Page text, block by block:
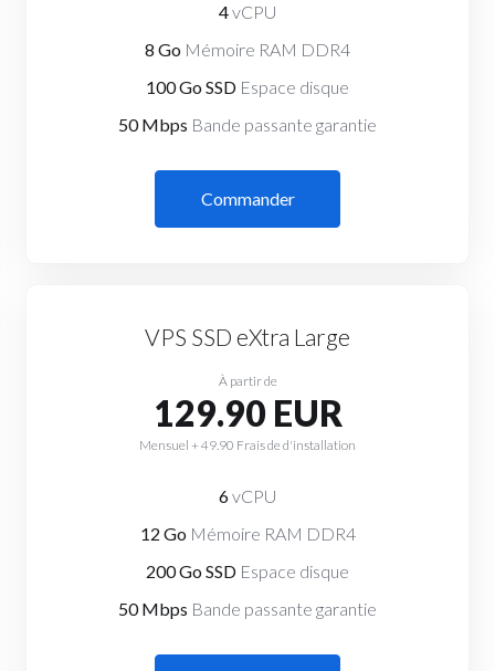
4vCPU
8 Go Mémoire RAM DDR4
100 Go SSD Espace disque
50 Mbps Bande passante garantie
Commander
VPS SSD eXtra Large
À partir de
129.90 EUR
Mensuel + 49.90 Frais de d'installation
6vCPU
12 Go Mémoire RAM DDR4
200 Go SSD Espace disque
50 Mbps Bande passante garantie